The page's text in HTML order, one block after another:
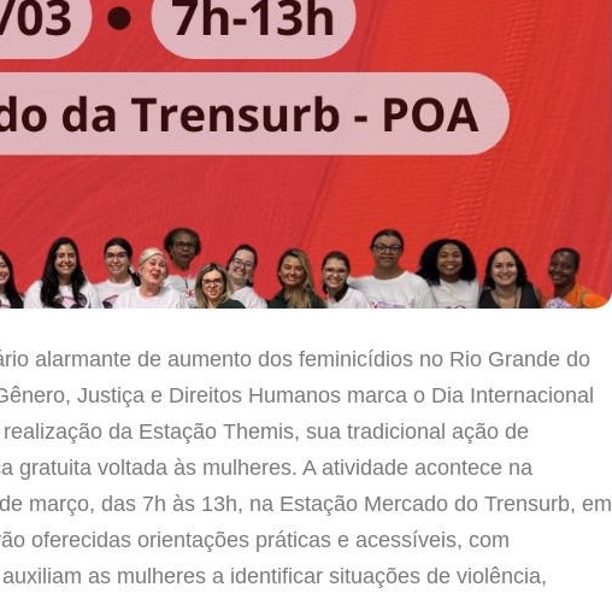
alarmante de aumento dos feminicídios no Rio Grande do
Justiça e Direitos Humanos marca o Dia Internacional
da Estação Themis, sua tradicional ação de
gratuita voltada às mulheres. A atividade acontece na
março, das 7h às 13h, na Estação Mercado do Trensurb, em
oferecidas orientações práticas e acessíveis, com
as mulheres a identificar situações de violência,